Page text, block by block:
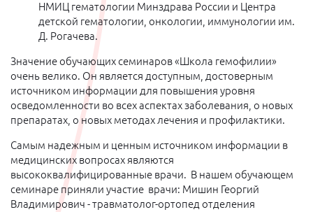
НМИЦ гематологии Минздрава России и Центра
детской гематологии, онкологии, иммунологии им.
Д. Рогачева.
Значение обучающих семинаров «Школа гемофилии»
очень велико. Он является доступным, достоверным
источником информации для повышения уровня
осведомленности во всех аспектах заболевания, о новых
препаратах, о новых методах лечения и профилактики.
Самым надежным и ценным источником информации в
медицинских вопросах являются
высококвалифицированные врачи. В нашем обучающем
семинаре приняли участие врачи: Мишин Георгий
Владимирович - травматолог-ортопед отделения